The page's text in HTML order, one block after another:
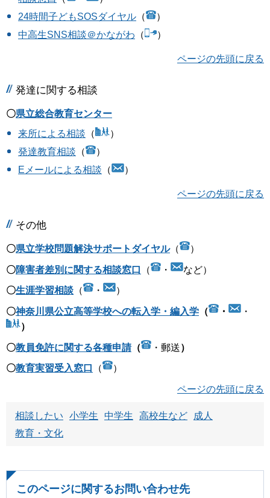
24時間子どもSOSダイヤル （
）
中高生SNS相談＠かながわ （ ）
ページの先頭に戻る
発達に関する相談
〇県立総合教育センター
来所による相談 （
）
発達教育相談 （
）
Eメールによる相談 （ ）
ページの先頭に戻る
その他
〇県立学校問題解決サポートダイヤル（ ）
〇障害者差別に関する相談窓口 （ ・ など）
〇生涯学習相談 （ ・ ）
〇神奈川県公立高等学校への転入学・編入学 （ ・
・
）
〇教員免許に関する各種申請（ ・郵送）
〇教育実習受入窓口 （ ）
ページの先頭に戻る
相談したい 小学生 中学生 高校生など
成人
教育・文化
このページに関するお問い合わせ先